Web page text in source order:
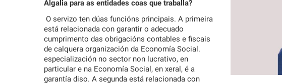
Algalia para as entidades coas que traballa?
O servizo ten dúas funcións principais. A primeira
está relacionada con garantir o adecuado
cumprimento das obrigacións contables e fiscais
de calquera organización da Economía Social.
especialización no sector non lucrativo, en
particular e na Economía Social, en xeral, é a
garantía diso. A segunda está relacionada con